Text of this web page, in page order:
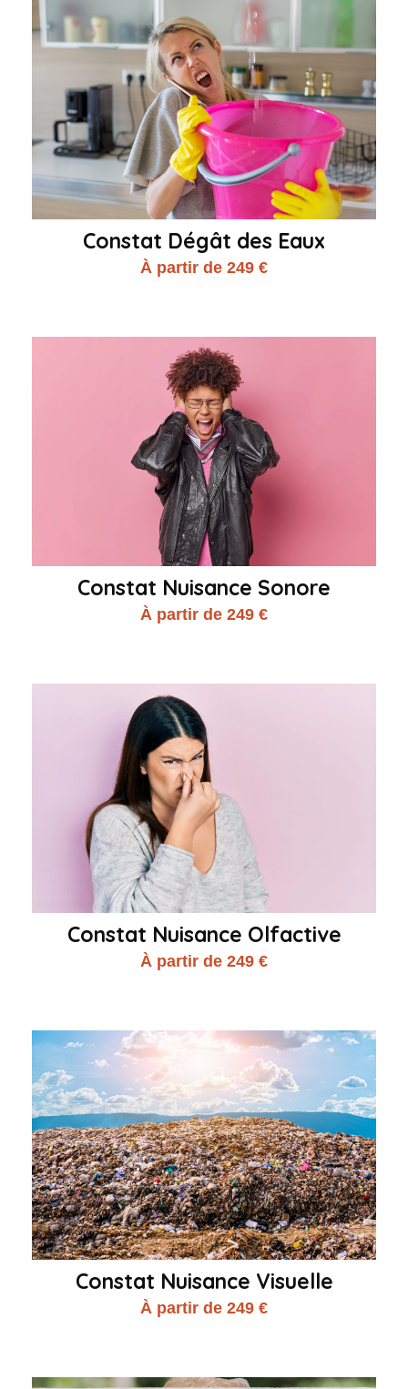
Constat Dégât des Eaux
À partir de 249 €
Constat Nuisance Sonore
À partir de 249 €
Constat Nuisance Olfactive
À partir de 249 €
Constat Nuisance Visuelle
À partir de 249 €